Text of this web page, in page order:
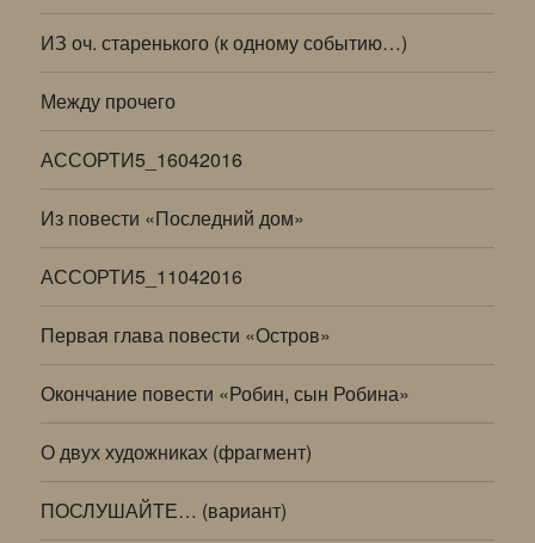
ИЗ оч. старенького (к одному событию…)
Между прочего
АССОРТИ5_16042016
Из повести «Последний дом»
АССОРТИ5_11042016
Первая глава повести «Остров»
Окончание повести «Робин, сын Робина»
О двух художниках (фрагмент)
ПОСЛУШАЙТЕ… (вариант)